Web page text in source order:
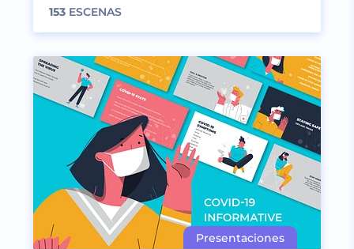
153 ESCENAS